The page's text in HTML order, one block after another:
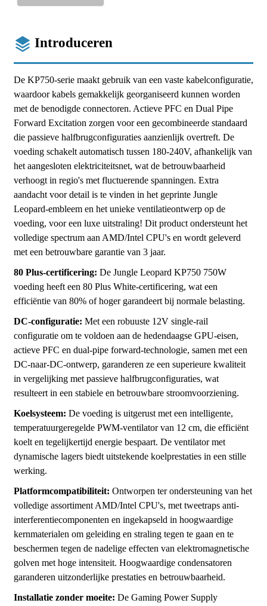
Introduceren
De KP750-serie maakt gebruik van een vaste kabelconfiguratie,
waardoor kabels gemakkelijk georganiseerd kunnen worden
met de benodigde connectoren. Actieve PFC en Dual Pipe
Forward Excitation zorgen voor een gecombineerde standaard
die passieve halfbrugconfiguraties aanzienlijk overtreft. De
voeding schakelt automatisch tussen 180-240V, afhankelijk van
het aangesloten elektriciteitsnet, wat de betrouwbaarheid
verhoogt in regio's met fluctuerende spanningen. Extra
aandacht voor detail is te vinden in het geprinte Jungle
Leopard-embleem en het unieke ventilatieontwerp op de
voeding, voor een luxe uitstraling! Dit product ondersteunt het
volledige spectrum aan AMD/Intel CPU's en wordt geleverd
met een betrouwbare garantie van 3 jaar.
80 Plus-certificering: De Jungle Leopard KP750 750W
voeding heeft een 80 Plus White-certificering, wat een
efficiëntie van 80% of hoger garandeert bij normale belasting.
DC-configuratie: Met een robuuste 12V single-rail
configuratie om te voldoen aan de hedendaagse GPU-eisen,
actieve PFC en dual-pipe forward-technologie, samen met een
DC-naar-DC-ontwerp, garanderen ze een superieure kwaliteit
in vergelijking met passieve halfbrugconfiguraties, wat
resulteert in een stabiele en betrouwbare stroomvoorziening.
Koelsysteem: De voeding is uitgerust met een intelligente,
temperatuurgeregelde PWM-ventilator van 12 cm, die efficiënt
koelt en tegelijkertijd energie bespaart. De ventilator met
dynamische lagers biedt uitstekende koelprestaties in een stille
werking.
Platformcompatibiliteit: Ontworpen ter ondersteuning van het
volledige assortiment AMD/Intel CPU's, met tweetraps anti-
interferentiecomponenten en ingekapseld in hoogwaardige
kernmaterialen om geleiding en straling tegen te gaan en te
beschermen tegen de nadelige effecten van elektromagnetische
golven met hoge intensiteit. Hoogwaardige condensatoren
garanderen uitzonderlijke prestaties en betrouwbaarheid.
Installatie zonder moeite: De Gaming Power Supply